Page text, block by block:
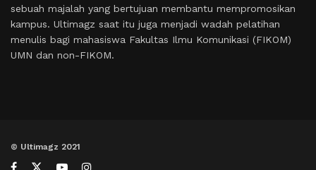
sebuah majalah yang bertujuan membantu mempromosikan
kampus. Ultimagz saat itu juga menjadi wadah pelatihan
menulis bagi mahasiswa Fakultas Ilmu Komunikasi (FIKOM)
UMN dan non-FIKOM.
© Ultimagz 2021